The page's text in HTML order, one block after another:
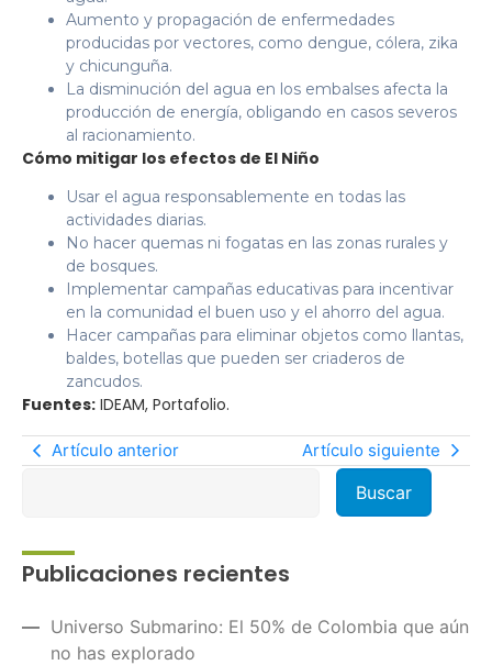
Aumento y propagación de enfermedades
producidas por vectores, como dengue, cólera, zika
y chicunguña.
La disminución del agua en los embalses afecta la
producción de energía, obligando en casos severos
al racionamiento.
Cómo mitigar los efectos de El Niño
Usar el agua responsablemente en todas las
actividades diarias.
No hacer quemas ni fogatas en las zonas rurales y
de bosques.
Implementar campañas educativas para incentivar
en la comunidad el buen uso y el ahorro del agua.
Hacer campañas para eliminar objetos como llantas,
baldes, botellas que pueden ser criaderos de
zancudos.
Fuentes: IDEAM, Portafolio.
Artículo anterior Artículo siguiente
Publicaciones recientes
Universo Submarino: El 50% de Colombia que aún
no has explorado